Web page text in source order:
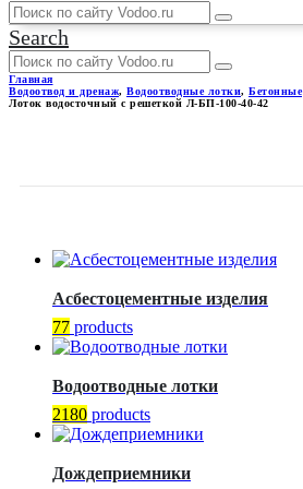
Search
Главная
Водоотвод и дренаж, Водоотводные лотки, Бетонные
Лоток водосточный с решеткой Л-БП-100-40-42
Асбестоцементные изделия
77 products
Водоотводные лотки
2180 products
Дождеприемники